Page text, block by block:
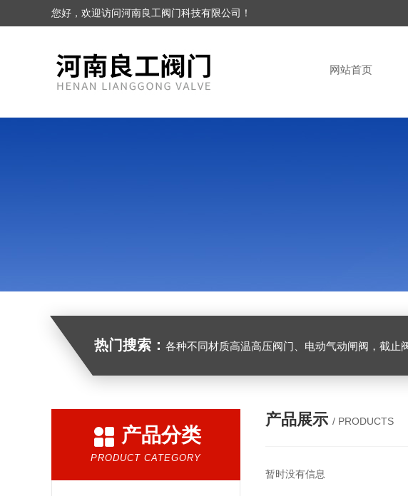
您好，欢迎访问河南良工阀门科技有限公司！
网站首页
热门搜索： 各种不同材质高温高压阀门、电动气动闸阀，截止阀，蝶阀，
产品分类
PRODUCT CATEGORY
产品展示 / PRODUCTS
暂时没有信息